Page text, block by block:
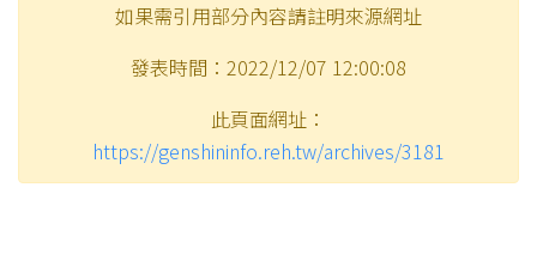
如果需引用部分內容請註明來源網址
發表時間：2022/12/07 12:00:08
此頁面網址：
https://genshininfo.reh.tw/archives/3181